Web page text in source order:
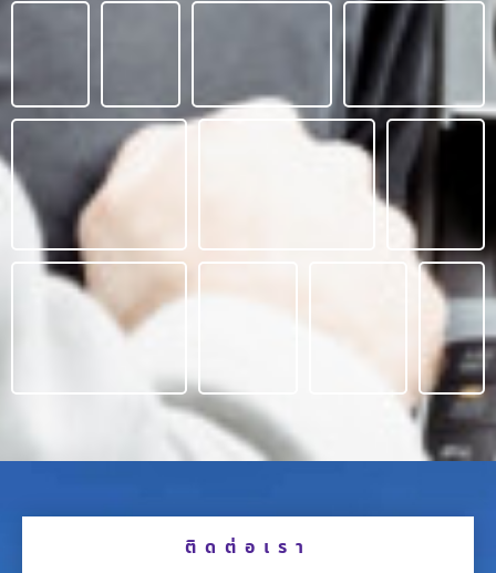
ติดต่อเรา